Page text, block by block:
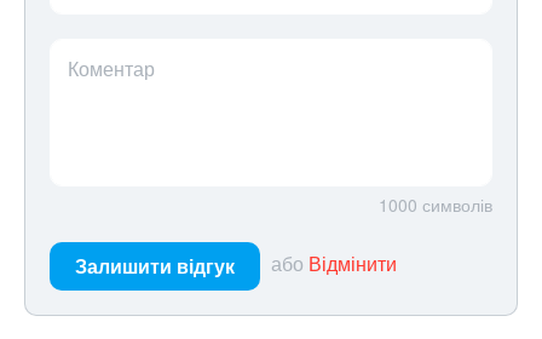
Коментар
1000 символів
Залишити відгук або Відмінити